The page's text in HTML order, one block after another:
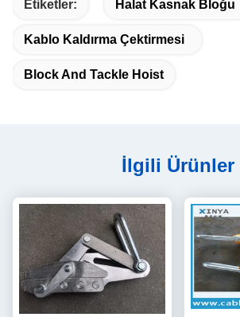
Etiketler: Halat Kasnak Bloğu
Kablo Kaldırma Çektirmesi
Block And Tackle Hoist
İlgili Ürünler